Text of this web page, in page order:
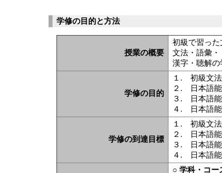
学修の目的と方法
授業の概要
初級で習っ
文法・語彙・
漢字・聴解
学修の目的
１. 初級文
２. 日本語能
３. 日本語能
４. 日本語能
学修の到達目標
１. 初級文
２. 日本語能
３. 日本語能
４. 日本語能
○ 学科・コー